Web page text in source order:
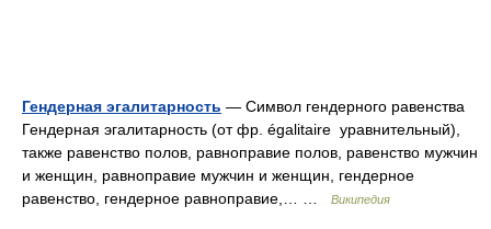
Гендерная эгалитарность — Символ гендерного равенства
Гендерная эгалитарность (от фр. égalitaire уравнительный),
также равенство полов, равноправие полов, равенство мужчин
и женщин, равноправие мужчин и женщин, гендерное
равенство, гендерное равноправие,… …
Википедия